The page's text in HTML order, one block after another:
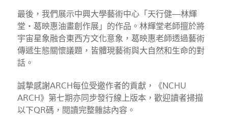
最後，我們展示中興大學藝術中心「天行健—林輝
堂・葛映惠油畫創作展」的作品。林輝堂老師擅於將
宇宙星象融合東西方文化意象，葛映惠老師透過藝術
傳遞生態關懷議題，皆體現藝術與大自然和生命的對
話。
誠摯感謝ARCH每位受邀作者的貢獻，《NCHU
ARCH》第七期亦同步發行線上版本，歡迎讀者掃描
以下QR碼，閱讀完整雜誌內容。